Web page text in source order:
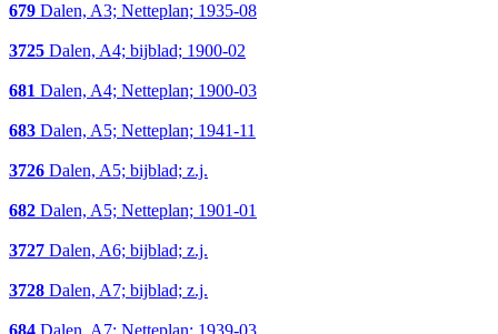
679 Dalen, A3; Netteplan; 1935-08
3725 Dalen, A4; bijblad; 1900-02
681 Dalen, A4; Netteplan; 1900-03
683 Dalen, A5; Netteplan; 1941-11
3726 Dalen, A5; bijblad; z.j.
682 Dalen, A5; Netteplan; 1901-01
3727 Dalen, A6; bijblad; z.j.
3728 Dalen, A7; bijblad; z.j.